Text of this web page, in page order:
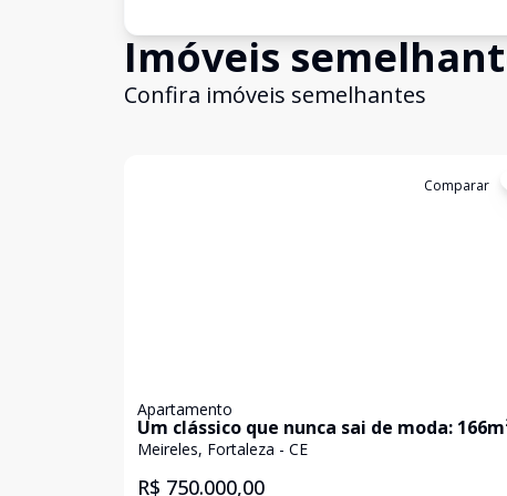
Imóveis
Confira imóveis semelhantes
Comparar
Apartamento
Um clássico que nunca sai de moda:
com piso de madeira e muita
Meireles, Fortaleza - CE
R$ 750.000,00